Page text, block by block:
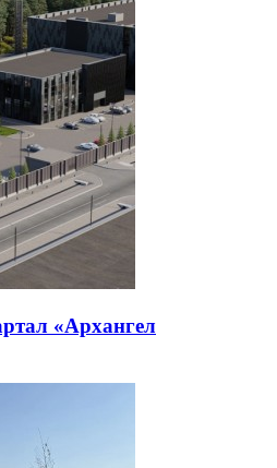
«Архангел